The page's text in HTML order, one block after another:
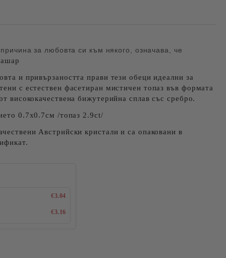
за любовта си към някого, означава, че
и привързаността прави тези обеци идеални за
с естествен фасетиран мистичен топаз във формата
висококачествена бижутерийна сплав със сребро.
0.7x0.7см /топаз 2.9ct/
Австрийски кристали и са опаковани в
€3.04
€3.16